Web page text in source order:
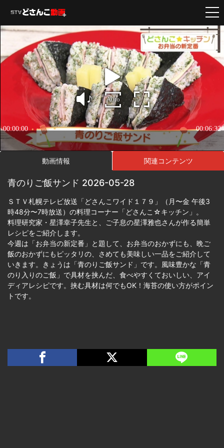
動画情報 関連コンテンツ
青のりご飯サンド 2026-05-28
ＳＴＶ札幌テレビ放送「どさんこワイド１７９」（月〜金 午後3
時48分〜7時放送）の料理コーナー「どさんこ☆キッチン」。
料理研究家・星澤幸子先生と、ご子息の星澤雅也さんが作る簡単
レシピをご紹介します。
今週は「お弁当の新定番」と題して、お弁当のおかずにも、晩ご
飯のおかずにもピッタリの、さめても美味しい一品をご紹介して
いきます。きょうは「青のりご飯サンド」です。風味豊かな「青
のり入りのご飯」で具材を挟んだ、食べやすくておいしい、アイ
ディアレシピです。挟む具材は何でもOK！海苔の使い方がポイン
トです。